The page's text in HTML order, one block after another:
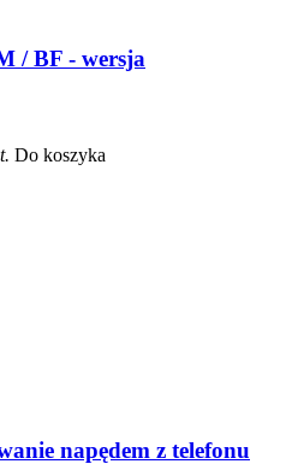
/ BF - wersja
Do koszyka
napędem z telefonu